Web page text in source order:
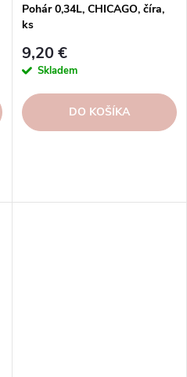
Pohár 0,34L, CHICAGO, číra,
ks
9,20 €
Skladem
DO KOŠÍKA